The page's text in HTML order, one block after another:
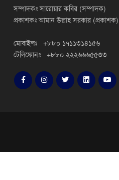
সম্পাদকঃ সারোয়ার কবির (সম্পাদক)
প্রকাশকঃ আমান উল্লাহ সরকার (প্রকাশক)
মোবাইলঃ +৮৮০ ১৭১১৩১৪১৫৬
টেলিফোনঃ +৮৮০ ২২২৬৬৬৫৫৩৩